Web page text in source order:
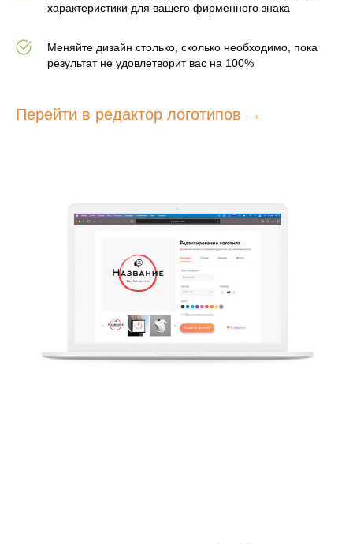
характеристики для вашего фирменного знака
Меняйте дизайн столько, сколько необходимо, пока
результат не удовлетворит вас на 100%
Перейти в редактор логотипов